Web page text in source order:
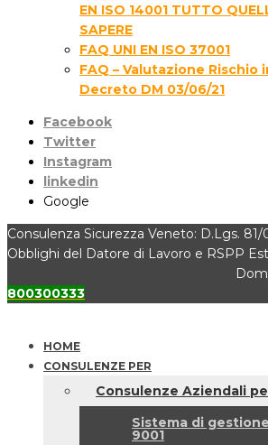
EN ISO 14001 TUTTO
SAPERE
FAQ UNI EN ISO 37001
FAQ – Valutazione Rischio
Decreto DM 03/06/21
Facebook
Twitter
Instagram
linkedin
Google
Consulenza Sicurezza Veneto: D.Lgs. 81/
Obblighi del Datore di Lavoro e RSPP
800300333
HOME
CONSULENZE PER
Consulenze Aziendali
Sistema di
9001